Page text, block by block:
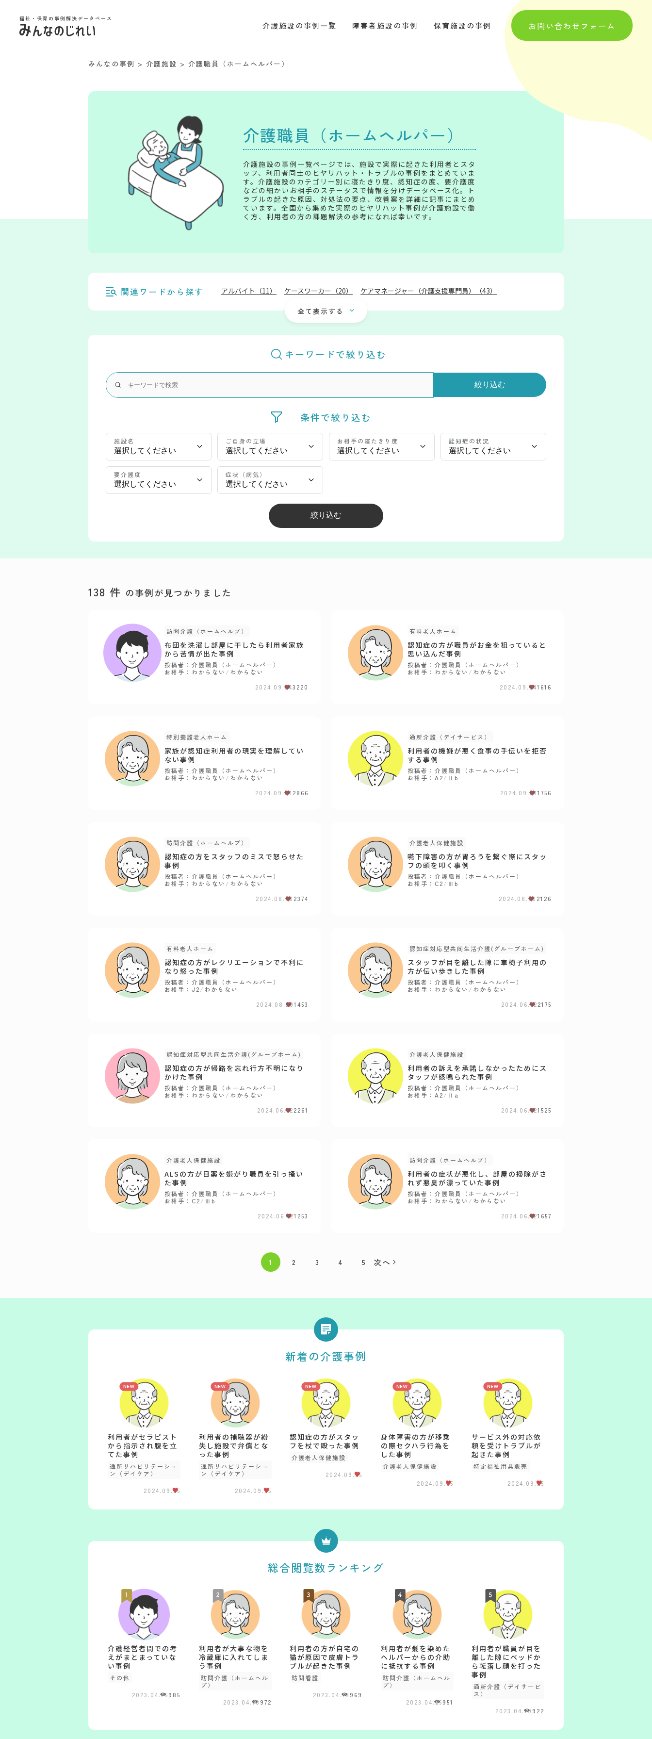
福祉・保育の事例解決データベース
介護施設の事例一覧 障害者施設の事例 保育施設の事例 お問い合わせフォーム
みんなの事例 > 介護施設 > 介護職員（ホームヘルパー）
介護職員（ホームヘルパー）
介護施設の事例一覧ページでは、施設で実際に起きた利用者とスタ
ッフ、利用者同士のヒヤリハット・トラブルの事例をまとめていま
す。介護施設のカテゴリー別に寝たきり度、認知症の度、要介護度
などの細かいお相手のステータスで情報を分けデータベース化。ト
ラブルの起きた原因、対処法の要点、改善案を詳細に記事にまとめ
ています。全国から集めた実際のヒヤリハット事例が介護施設で働
く方、利用者の方の課題解決の参考になれば幸いです。
関連ワードから探す アルバイト（11） ケースワーカー（20） ケアマネージャー（介護支援専門員）（43）
介護職員（249 ） 介護職員（ホームヘルパー）（
看護師（45） 福祉用具専門相談員（
全て表示する
キーワードで絞り込む
条件で絞り込む
施設名 ご自身の立場 お相手の寝たきり度 認知症の状況
要介護度 症状（病気）
138 件 の事例が見つかりました
訪問介護（ホームヘルプ）
布団を洗濯し部屋に干したら利用者家族
から苦情が出た事例
投稿者：介護職員（ホームヘルパー）
お相手：わからない / わからない
2024.09.243220
有料老人ホーム
認知症の方が職員がお金を狙っていると
思い込んだ事例
投稿者：介護職員（ホームヘルパー）
お相手：わからない / わからない
2024.09.241616
特別養護老人ホーム
家族が認知症利用者の現実を理解してい
ない事例
投稿者：介護職員（ホームヘルパー）
お相手：わからない / わからない
2024.09.242866
通所介護（デイサービス）
利用者の機嫌が悪く食事の手伝いを拒否
する事例
投稿者：介護職員（ホームヘルパー）
お相手：A2/ Ⅱb
2024.09.241756
訪問介護（ホームヘルプ）
認知症の方をスタッフのミスで怒らせた
事例
投稿者：介護職員（ホームヘルパー）
お相手：わからない / わからない
2024.08.20 2374
介護老人保健施設
嚥下障害の方が胃ろうを繋ぐ際にスタッ
フの頭を叩く事例
投稿者：介護職員（ホームヘルパー）
お相手：C2/ Ⅲb
2024.08.20 2126
有料老人ホーム
認知症の方がレクリエーションで不利に
なり怒った事例
投稿者：介護職員（ホームヘルパー）
お相手：J2/ わからない
2024.08.201453
認知症対応型共同生活介護(グループホーム)
スタッフが目を離した隙に車椅子利用の
方が伝い歩きした事例
投稿者：介護職員（ホームヘルパー）
お相手：わからない / わからない
2024.06.122175
認知症対応型共同生活介護(グループホーム)
認知症の方が帰路を忘れ行方不明になり
かけた事例
投稿者：介護職員（ホームヘルパー）
お相手：わからない / わからない
2024.06.122261
介護老人保健施設
利用者の訴えを承諾しなかったためにス
タッフが怒鳴られた事例
投稿者：介護職員（ホームヘルパー）
お相手：A2/ Ⅱa
2024.06.121525
介護老人保健施設
ALSの方が目薬を嫌がり職員を引っ掻い
た事例
投稿者：介護職員（ホームヘルパー）
お相手：C2/ Ⅲb
2024.06.121253
訪問介護（ホームヘルプ）
利用者の症状が悪化し、部屋の掃除がさ
れず悪臭が漂っていた事例
投稿者：介護職員（ホームヘルパー）
お相手：わからない / わからない
2024.06.121657
1 2 3 4 5 次へ
新着の介護事例
利用者がセラピスト
から指示され腹を立
てた事例
通所リハビリテーショ
ン（デイケア）
2024.09.25
利用者の補聴器が紛
失し施設で弁償とな
った事例
通所リハビリテーショ
ン（デイケア）
2024.09.25
認知症の方がスタッ
フを杖で殴った事例
介護老人保健施設
2024.09.25
身体障害の方が移乗
の際セクハラ行為を
した事例
介護老人保健施設
2024.09.25
サービス外の対応依
頼を受けトラブルが
起きた事例
特定福祉用具販売
2024.09.25
総合閲覧数ランキング
介護経営者間での考
えがまとまっていな
い事例
その他
2023.04.25985
利用者が大事な物を
冷蔵庫に入れてしま
う事例
訪問介護（ホームヘル
プ）
2023.04.18 972
利用者の方が自宅の
猫が原因で皮膚トラ
ブルが起きた事例
訪問看護
2023.04.18 969
利用者が髪を染めた
ヘルパーからの介助
に抵抗する事例
訪問介護（ホームヘル
プ）
2023.04.25951
利用者が職員が目を
離した隙にベッドか
ら転落し顔を打った
事例
通所介護（デイサービ
ス）
2023.04.19 922